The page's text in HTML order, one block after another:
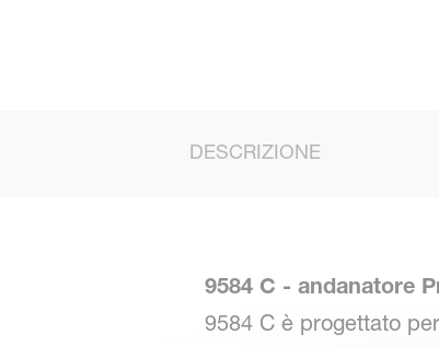
DESCRIZIONE
9584 C - andanatore
9584 C è progettato